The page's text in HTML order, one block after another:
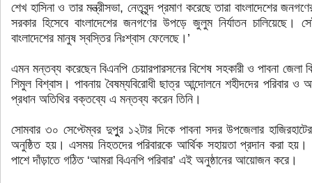
শেখ হাসিনা ও তার মন্ত্রীসভা, নেতৃবৃন্দ প্রমাণ করেছে তারা বাংলাদেশের
সরকার হিসেবে বাংলাদেশের জনগণের উপড়ে জুলুম নির্যাতন
বাংলাদেশের মানুষ স্বস্তির নিঃশ্বাস ফেলেছে।’
এমন মন্তব্য করেছেন বিএনপি চেয়ারপারসনের বিশেষ সহকারী ও পাবনা
শিমুল বিশ্বাস। পাবনায় বৈষম্যবিরোধী ছাত্র আন্দোলনে শহীদদের পরিবার ও
প্রধান অতিথির বক্তব্যে এ মন্তব্য করেন তিনি।
সোমবার ৩০ সেপ্টেম্বর দুপুুর ১২টার দিকে পাবনা সদর উপজেলার
অনুষ্ঠিত হয়। এসময় নিহতদের পরিবারকে আর্থিক সহায়তা প্রদান করা
পাশে দাঁড়াতে গঠিত ‘আমরা বিএনপি পরিবার’ এই অনুষ্ঠানের আয়োজন করে।